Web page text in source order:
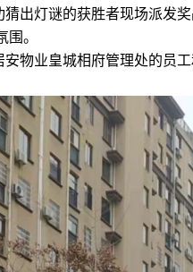
出灯谜的获胜者现场派发
。
物业皇城相府管理处的员